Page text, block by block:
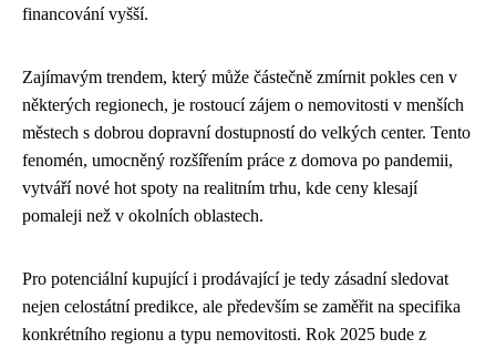
financování vyšší.
Zajímavým trendem, který může částečně zmírnit pokles cen v
některých regionech, je rostoucí zájem o nemovitosti v menších
městech s dobrou dopravní dostupností do velkých center. Tento
fenomén, umocněný rozšířením práce z domova po pandemii,
vytváří nové hot spoty na realitním trhu, kde ceny klesají
pomaleji než v okolních oblastech.
Pro potenciální kupující i prodávající je tedy zásadní sledovat
nejen celostátní predikce, ale především se zaměřit na specifika
konkrétního regionu a typu nemovitosti. Rok 2025 bude z